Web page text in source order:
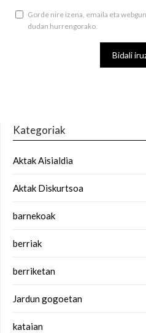
Gorde nire izena, emaila eta
dudan hurrengorako.
Kategoriak
Aktak Aisialdia
Aktak Diskurtsoa
barnekoak
berriak
berriketan
Jardun gogoetan
kataian